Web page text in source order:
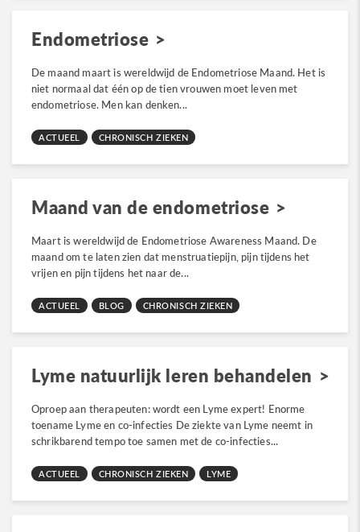
Endometriose
De maand maart is wereldwijd de Endometriose Maand. Het is
niet normaal dat één op de tien vrouwen moet leven met
endometriose. Men kan denken...
ACTUEEL CHRONISCH ZIEKEN
Maand van de endometriose
Maart is wereldwijd de Endometriose Awareness Maand. De
maand om te laten zien dat menstruatiepijn, pijn tijdens het
vrijen en pijn tijdens het naar de...
ACTUEEL BLOG CHRONISCH ZIEKEN
Lyme natuurlijk leren behandelen
Oproep aan therapeuten: wordt een Lyme expert! Enorme
toename Lyme en co-infecties De ziekte van Lyme neemt in
schrikbarend tempo toe samen met de co-infecties...
ACTUEEL CHRONISCH ZIEKEN LYME